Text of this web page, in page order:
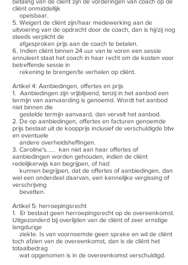
cliënt onmiddellijk
opeisbaar.
5. Weigert de cliënt zijn/haar medewerking aan de
uitvoering van de opdracht door de coach, dan is hij/zij nog
steeds verplicht de
afgesproken prijs aan de coach te betalen.
6. Indien cliënt binnen 24 uur van te voren een sessie
annuleert staat het coach in haar recht om de kosten voor
betreffende sessie in
rekening te brengen/te verhalen op cliënt.
Artikel 4: Aanbiedingen, offertes en prijs
1. Aanbiedingen zijn vrijblijvend, tenzij in het aanbod een
termijn van aanvaarding is genoemd. Wordt het aanbod
niet binnen die
gestelde termijn aanvaard, dan vervalt het aanbod.
2. De op aanbiedingen, offertes en facturen genoemde
prijs bestaat uit de koopprijs inclusief de verschuldigde btw
en eventuele
andere overheidsheffingen.
3. Caroline's..... kan niet aan haar offertes of
aanbiedingen worden gehouden, indien de cliënt
redelijkerwijs kan begrijpen, of had
kunnen begrijpen, dat de offertes of aanbiedingen, dan
wel een onderdeel daarvan, een kennelijke vergissing of
verschrijving
bevatten.
Artikel 5: herroepingsrecht
1. Er bestaat geen herroepingsrecht op de overeenkomst.
Uitgezonderd bij overlijden van de cliënt of zeer ernstige
langdurige
ziekte. Is van voornoemde geen sprake en wil de cliënt
toch afzien van de overeenkomst, dan is de cliënt het
totaalbedrag
wat opgenomen is in de overeenkomst verschuldigd.